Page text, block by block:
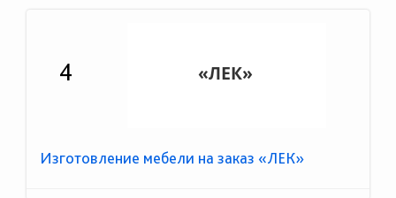
4
Изготовление мебели на заказ «ЛЕК»